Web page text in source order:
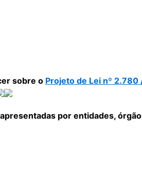
sobre o Projeto de Lei nº
por entidades,